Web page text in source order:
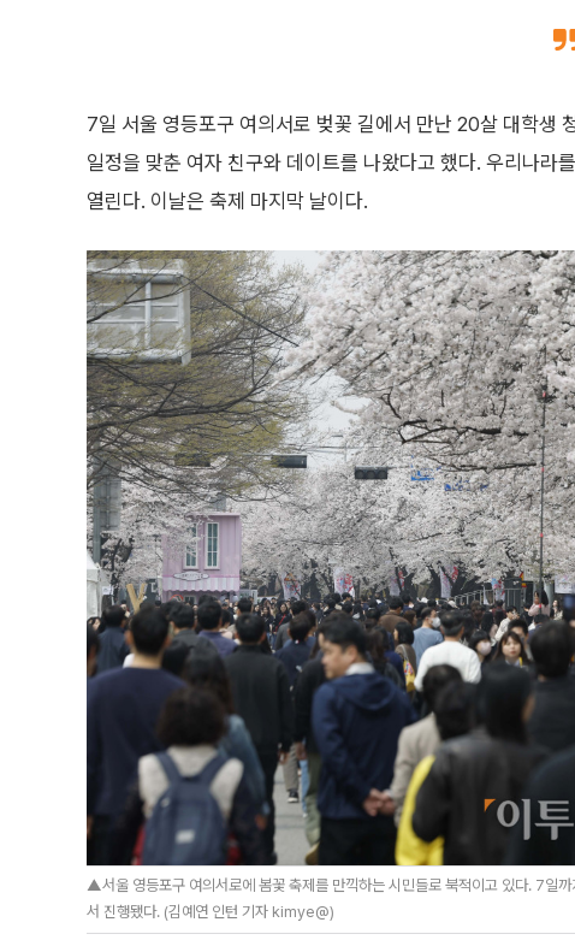
7일 서울 영등포구 여의서로 벚꽃 길에서 만난 20살 대학생
일정을 맞춘 여자 친구와 데이트를 나왔다고 했다. 우리나라
열린다. 이날은 축제 마지막 날이다.
▲서울 영등포구 여의서로에 봄꽃 축제를 만끽하는 시민들로 북적이고 있다. 7일
서 진행됐다. (김예연 인턴 기자 kimye@)